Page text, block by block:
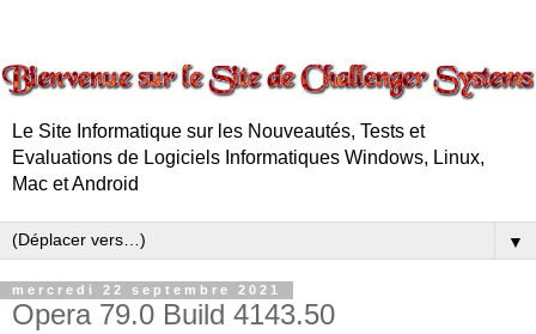
Le Site Informatique sur les Nouveautés, Tests et
Evaluations de Logiciels Informatiques Windows, Linux,
Mac et Android
▼
mercredi 22 septembre 2021
Opera 79.0 Build 4143.50